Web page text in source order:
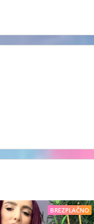
BREZPLAČNO